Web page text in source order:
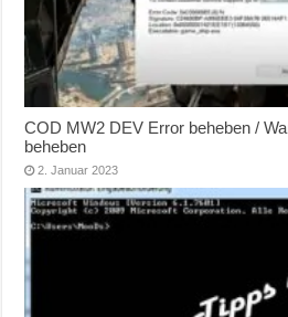
COD MW2 DEV Error beheben /
beheben
2. Januar 2023